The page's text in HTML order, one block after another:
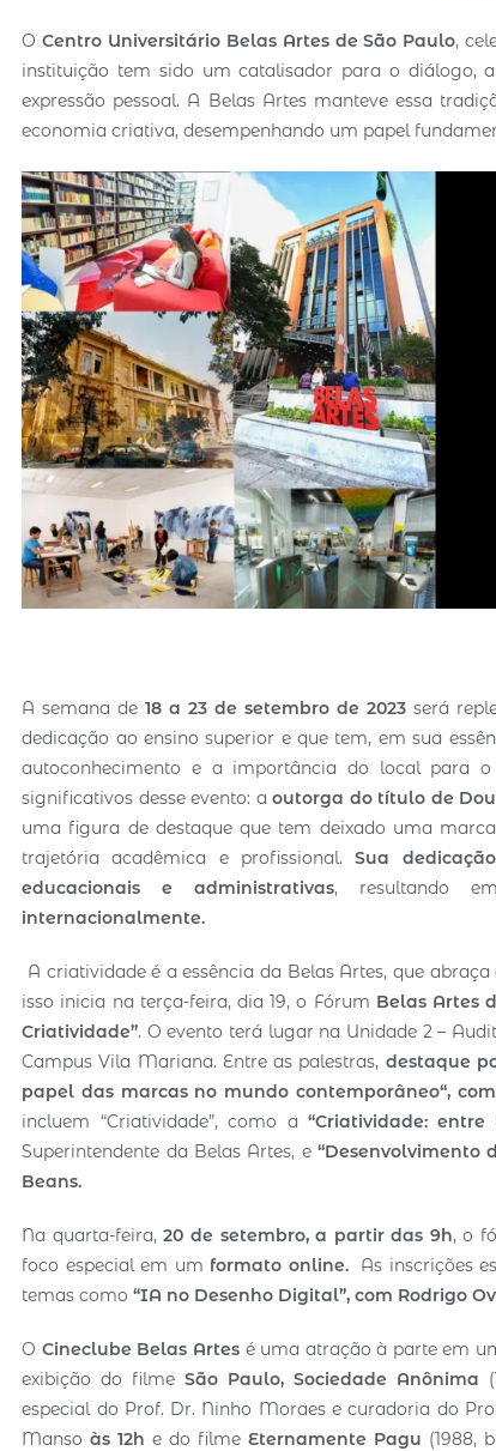
OCentro Universitário Belas Artes de São Paulo,
instituição tem sido um catalisador para o diálogo,
expressão pessoal. A Belas Artes manteve essa
economia criativa, desempenhando um papel
A semana de18 a 23 de setembro de 2023 será
dedicação ao ensino superior e que tem, em sua
autoconhecimento e a importância do local para
significativos desse evento: aoutorga do título de
uma figura de destaque que tem deixado uma
trajetória acadêmica e profissional.Sua
educacionais e administrativas, resultando
internacionalmente.
A criatividade é a essência da Belas Artes, que
isso inicia na terça-feira, dia 19, o Fórum Belas Artes
Criatividade”. O evento terá lugar na Unidade 2 –
Campus Vila Mariana. Entre as palestras, destaque
papel das marcas no mundo contemporâneo“,
incluem “Criatividade”, como a“Criatividade: entre
Superintendente da Belas Artes, e “Desenvolvimento
Beans.
Na quarta-feira,20 de setembro, a partir das 9h, o
foco especial em um formato online.As inscrições
temas como “IA no Desenho Digital”, com Rodrigo
O Cineclube Belas Artesé uma atração à parte em
exibição do filmeSão Paulo, Sociedade Anônima
especial do Prof. Dr. Ninho Moraes e curadoria do
Mansoàs 12h e do filmeEternamente Pagu (1988,